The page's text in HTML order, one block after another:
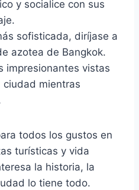
y socialice con sus
sofisticada, diríjase a
azotea de Bangkok.
impresionantes vistas
ciudad mientras
todos los gustos en
turísticas y vida
la historia, la
lo tiene todo.